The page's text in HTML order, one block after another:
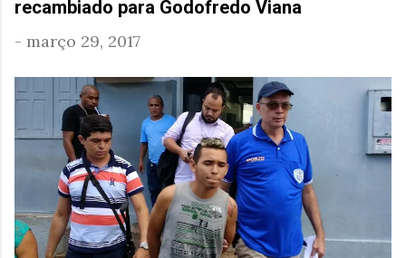
recambiado para Godofredo Viana
- março 29, 2017